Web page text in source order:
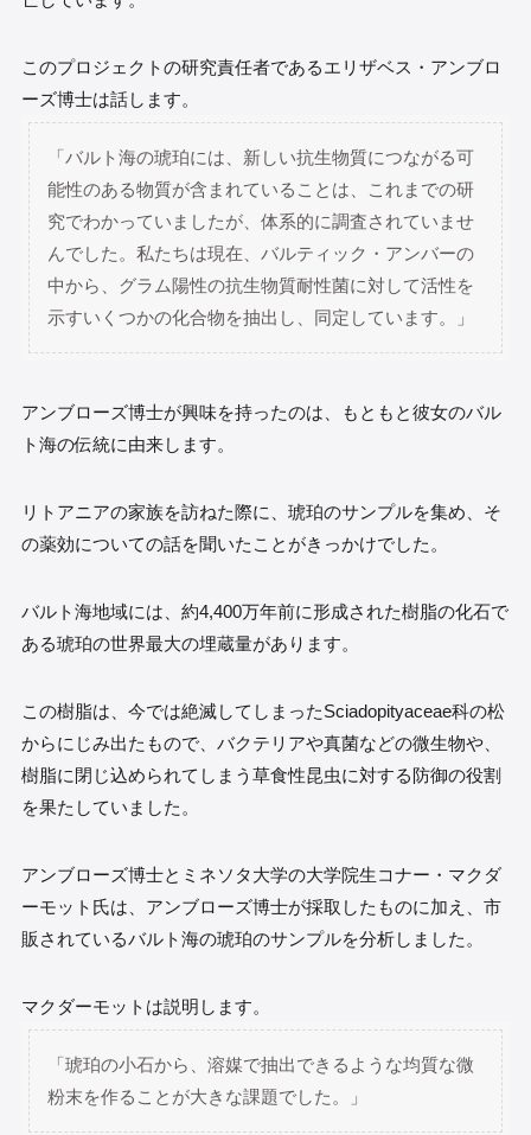
このプロジェクトの研究責任者であるエリザベス・アンブロ
ーズ博士は話します。
「バルト海の琥珀には、新しい抗生物質につながる可
能性のある物質が含まれていることは、これまでの研
究でわかっていましたが、体系的に調査されていませ
んでした。私たちは現在、バルティック・アンバーの
中から、グラム陽性の抗生物質耐性菌に対して活性を
示すいくつかの化合物を抽出し、同定しています。」
アンブローズ博士が興味を持ったのは、もともと彼女のバル
ト海の伝統に由来します。
リトアニアの家族を訪ねた際に、琥珀のサンプルを集め、そ
の薬効についての話を聞いたことがきっかけでした。
バルト海地域には、約4,400万年前に形成された樹脂の化石で
ある琥珀の世界最大の埋蔵量があります。
この樹脂は、今では絶滅してしまったSciadopityaceae科の松
からにじみ出たもので、バクテリアや真菌などの微生物や、
樹脂に閉じ込められてしまう草食性昆虫に対する防御の役割
を果たしていました。
アンブローズ博士とミネソタ大学の大学院生コナー・マクダ
ーモット氏は、アンブローズ博士が採取したものに加え、市
販されているバルト海の琥珀のサンプルを分析しました。
マクダーモットは説明します。
「琥珀の小石から、溶媒で抽出できるような均質な微
粉末を作ることが大きな課題でした。」